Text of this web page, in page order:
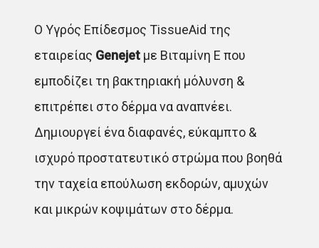
O Υγρός Επίδεσμος TissueAid της
εταιρείας Genejet με Βιταμίνη Ε που
εμποδίζει τη βακτηριακή μόλυνση &
επιτρέπει στο δέρμα να αναπνέει.
Δημιουργεί ένα διαφανές, εύκαμπτο &
ισχυρό προστατευτικό στρώμα που βοηθά
την ταχεία επούλωση εκδορών, αμυχών
και μικρών κοψιμάτων στο δέρμα.